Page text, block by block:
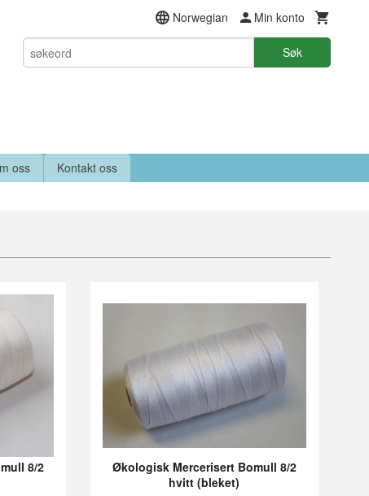
Norwegian Min konto
Søk
oss Kontakt oss
8/2
Økologisk Mercerisert Bomull 8/2
hvitt (bleket)